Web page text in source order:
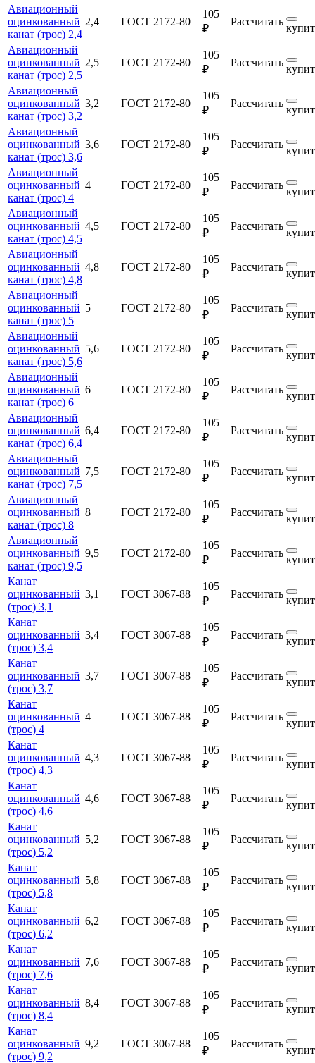
Авиационный
оцинкованный
канат (трос) 2,4
2,4 ГОСТ 2172-80
105
₽
Рассчитать
Авиационный
оцинкованный
канат (трос) 2,5
2,5 ГОСТ 2172-80
105
₽
Рассчитать
Авиационный
оцинкованный
канат (трос) 3,2
3,2 ГОСТ 2172-80
105
₽
Рассчитать
Авиационный
оцинкованный
канат (трос) 3,6
3,6 ГОСТ 2172-80
105
₽
Рассчитать
Авиационный
оцинкованный
канат (трос) 4
4 ГОСТ 2172-80
105
₽
Рассчитать
Авиационный
оцинкованный
канат (трос) 4,5
4,5 ГОСТ 2172-80
105
₽
Рассчитать
Авиационный
оцинкованный
канат (трос) 4,8
4,8 ГОСТ 2172-80
105
₽
Рассчитать
Авиационный
оцинкованный
канат (трос) 5
5 ГОСТ 2172-80
105
₽
Рассчитать
Авиационный
оцинкованный
канат (трос) 5,6
5,6 ГОСТ 2172-80
105
₽
Рассчитать
Авиационный
оцинкованный
канат (трос) 6
6 ГОСТ 2172-80
105
₽
Рассчитать
Авиационный
оцинкованный
канат (трос) 6,4
6,4 ГОСТ 2172-80
105
₽
Рассчитать
Авиационный
оцинкованный
канат (трос) 7,5
7,5 ГОСТ 2172-80
105
₽
Рассчитать
Авиационный
оцинкованный
канат (трос) 8
8 ГОСТ 2172-80
105
₽
Рассчитать
Авиационный
оцинкованный
канат (трос) 9,5
9,5 ГОСТ 2172-80
105
₽
Рассчитать
Канат
оцинкованный
(трос) 3,1
3,1 ГОСТ 3067-88
105
₽
Рассчитать
Канат
оцинкованный
(трос) 3,4
3,4 ГОСТ 3067-88
105
₽
Рассчитать
Канат
оцинкованный
(трос) 3,7
3,7 ГОСТ 3067-88
105
₽
Рассчитать
Канат
оцинкованный
(трос) 4
4 ГОСТ 3067-88
105
₽
Рассчитать
Канат
оцинкованный
(трос) 4,3
4,3 ГОСТ 3067-88
105
₽
Рассчитать
Канат
оцинкованный
(трос) 4,6
4,6 ГОСТ 3067-88
105
₽
Рассчитать
Канат
оцинкованный
(трос) 5,2
5,2 ГОСТ 3067-88
105
₽
Рассчитать
Канат
оцинкованный
(трос) 5,8
5,8 ГОСТ 3067-88
105
₽
Рассчитать
Канат
оцинкованный
(трос) 6,2
6,2 ГОСТ 3067-88
105
₽
Рассчитать
Канат
оцинкованный
(трос) 7,6
7,6 ГОСТ 3067-88
105
₽
Рассчитать
Канат
оцинкованный
(трос) 8,4
8,4 ГОСТ 3067-88
105
₽
Рассчитать
Канат
оцинкованный
(трос) 9,2
9,2 ГОСТ 3067-88
105
₽
Рассчитать